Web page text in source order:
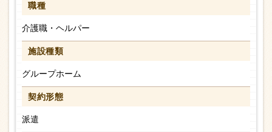
職種
介護職・ヘルパー
施設種類
グループホーム
契約形態
派遣